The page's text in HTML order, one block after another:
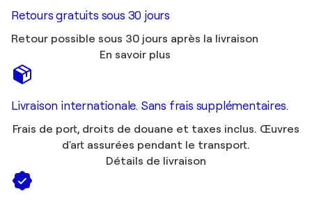
Retours gratuits sous 30 jours
Retour possible sous 30 jours après la livraison
En savoir plus
Livraison internationale. Sans frais supplémentaires.
Frais de port, droits de douane et taxes inclus. Œuvres
d'art assurées pendant le transport.
Détails de livraison